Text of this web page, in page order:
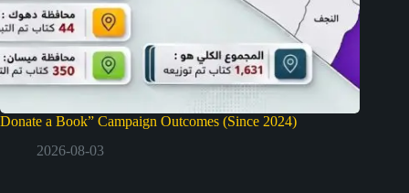
Donate a Book” Campaign Outcomes (Since 2024)
2026-08-03